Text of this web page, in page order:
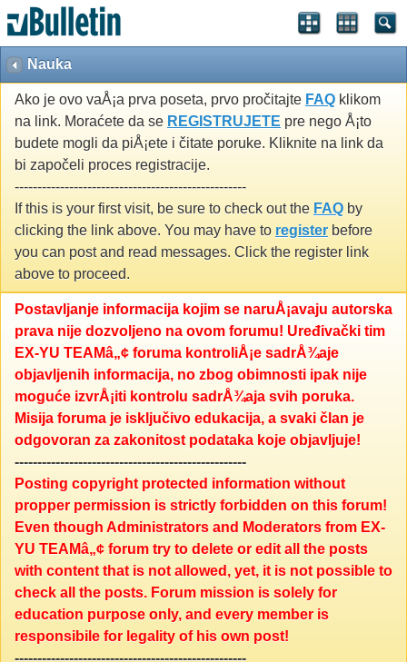
Nauka
Ako je ovo vaÅ¡a prva poseta, prvo pročitajte FAQ klikom
na link. Moraćete da se REGISTRUJETE pre nego Å¡to
budete mogli da piÅ¡ete i čitate poruke. Kliknite na link da
bi započeli proces registracije.
---------------------------------------------------
If this is your first visit, be sure to check out the FAQ by
clicking the link above. You may have to register before
you can post and read messages. Click the register link
above to proceed.
Postavljanje informacija kojim se naruÅ¡avaju autorska
prava nije dozvoljeno na ovom forumu! Uređivački tim
EX-YU TEAMâ„¢ foruma kontroliÅ¡e sadrÅ¾aje
objavljenih informacija, no zbog obimnosti ipak nije
moguće izvrÅ¡iti kontrolu sadrÅ¾aja svih poruka.
Misija foruma je isključivo edukacija, a svaki član je
odgovoran za zakonitost podataka koje objavljuje!
---------------------------------------------------
Posting copyright protected information without
propper permission is strictly forbidden on this forum!
Even though Administrators and Moderators from EX-
YU TEAMâ„¢ forum try to delete or edit all the posts
with content that is not allowed, yet, it is not possible to
check all the posts. Forum mission is solely for
education purpose only, and every member is
responsibile for legality of his own post!
---------------------------------------------------